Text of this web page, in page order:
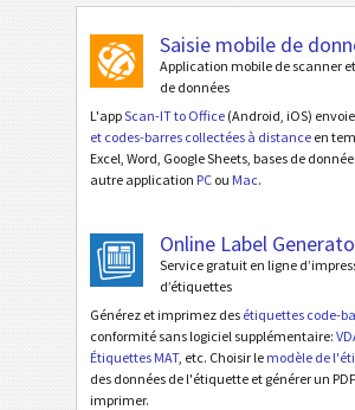
Saisie mobile de
Application mobile de scanner
de données
L'appScan-IT to Office (Android, iOS)
et codes-barres collectées à distance en
Excel, Word, Google Sheets, bases de
autre application PC ou Mac.
Online Label
Service gratuit en ligne
d’étiquettes
Générez et imprimez des étiquettes code-
conformité sans logiciel supplémentaire:
Étiquettes MAT, etc. Choisir le modèle de
des données de l'étiquette et générer un
imprimer.